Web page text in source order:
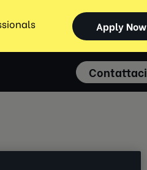
Contattaci
Share on